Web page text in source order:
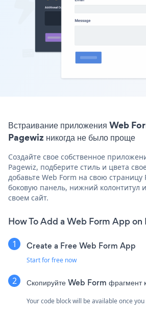
Встраивание приложения Web
Pagewiz никогда не было проще
Создайте свое собственное
Pagewiz, подберите стиль и цвета
добавьте Web Form на свою страницу
боковую панель, нижний колонтитул
своем сайт.
How To Add a Web Form App on
Create a Free Web Form App
Start for free now
Скопируйте Web Form фрагмент
Your code block will be available once